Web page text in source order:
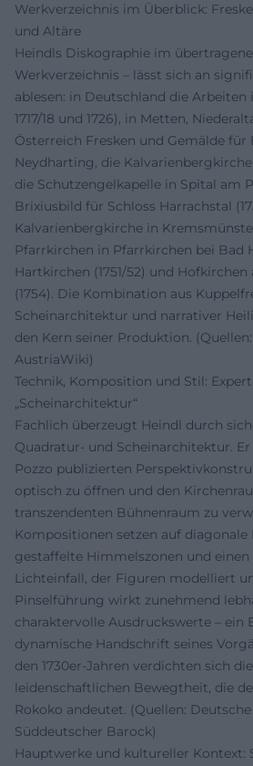
Werkverzeichnis im Überblick:
und Altäre
Heindls Diskographie im
Werkverzeichnis – lässt sich an
ablesen: in Deutschland die Arbeiten
1717/18 und 1726), in Metten,
Österreich Fresken und Gemälde für
Neydharting, die Kalvarienbergkirche
die Schutzengelkapelle in Spital am
Brixiusbild für Schloss Harrachstal
Kalvarienbergkirche in
Pfarrkirchen in Pfarrkirchen bei Bad
Hartkirchen (1751/52) und
(1754). Die Kombination aus
Scheinarchitektur und narrativer
den Kern seiner Produktion.
AustriaWiki)
Technik, Komposition und Stil:
„Scheinarchitektur“
Fachlich überzeugt Heindl durch
Quadratur- und Scheinarchitektur.
Pozzo publizierten
optisch zu öffnen und den
transzendenten Bühnenraum zu
Kompositionen setzen auf diagonale
gestaffelte Himmelszonen und
Lichteinfall, der Figuren modelliert
Pinselführung wirkt zunehmend
charaktervolle Ausdruckswerte – ein
dynamische Handschrift seines
den 1730er-Jahren verdichten sich
leidenschaftlichen Bewegtheit, die
Rokoko andeutet. (Quellen:
Süddeutscher Barock)
Hauptwerke und kultureller Kontext: